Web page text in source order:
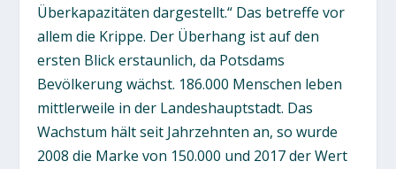
Überkapazitäten dargestellt.“ Das betreffe vor
allem die Krippe. Der Überhang ist auf den
ersten Blick erstaunlich, da Potsdams
Bevölkerung wächst. 186.000 Menschen leben
mittlerweile in der Landeshauptstadt. Das
Wachstum hält seit Jahrzehnten an, so wurde
2008 die Marke von 150.000 und 2017 der Wert